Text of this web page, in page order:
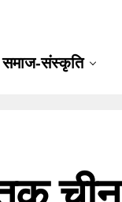
समाज-संस्कृति